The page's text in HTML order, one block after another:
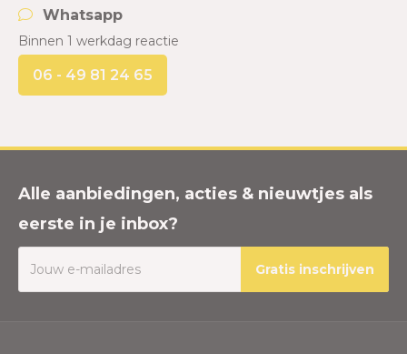
Whatsapp
Binnen 1 werkdag reactie
06 - 49 81 24 65
Alle aanbiedingen, acties & nieuwtjes als
eerste in je inbox?
Gratis inschrijven